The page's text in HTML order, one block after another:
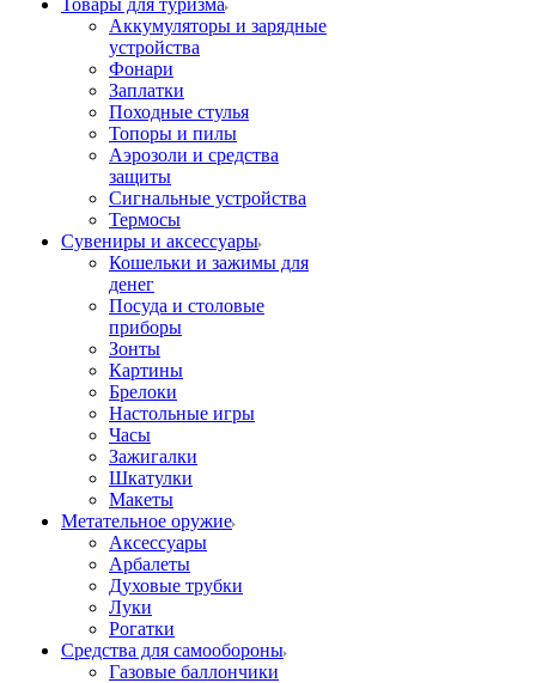
Товары для туризма
Аккумуляторы и зарядные
устройства
Фонари
Заплатки
Походные стулья
Топоры и пилы
Аэрозоли и средства
защиты
Сигнальные устройства
Термосы
Сувениры и аксессуары
Кошельки и зажимы для
денег
Посуда и столовые
приборы
Зонты
Картины
Брелоки
Настольные игры
Часы
Зажигалки
Шкатулки
Макеты
Метательное оружие
Аксессуары
Арбалеты
Духовые трубки
Луки
Рогатки
Средства для самообороны
Газовые баллончики